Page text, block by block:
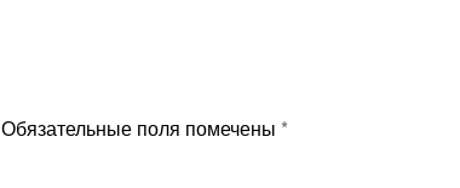
Обязательные поля помечены *